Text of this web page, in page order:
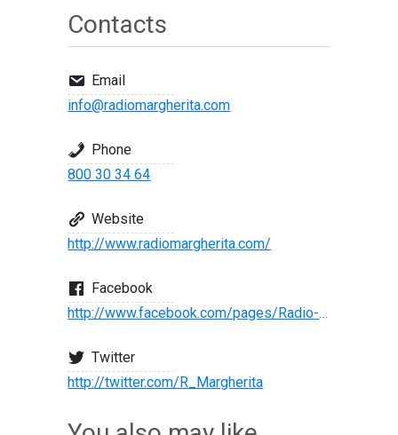
Contacts
Email
info@radiomargherita.com
Phone
800 30 34 64
Website
http://www.radiomargherita.com/
Facebook
http://www.facebook.com/pages/Radio-Margherita/236288382664
Twitter
http://twitter.com/R_Margherita